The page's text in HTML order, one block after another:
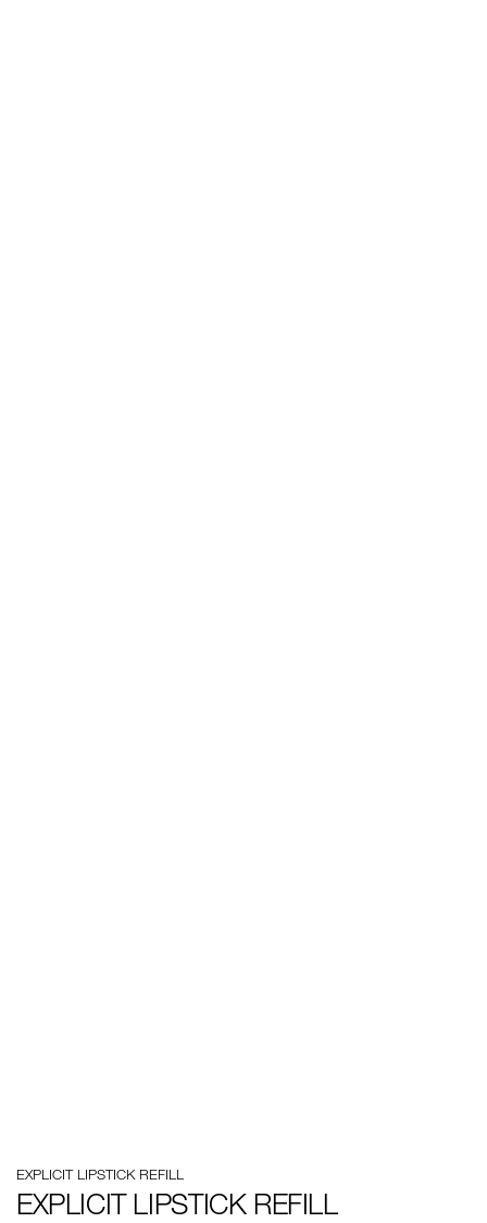
lipstick-
refill/0194251145549.html
รายการ.
0194251145549
EXPLICIT LIPSTICK REFILL
EXPLICIT LIPSTICK REFILL